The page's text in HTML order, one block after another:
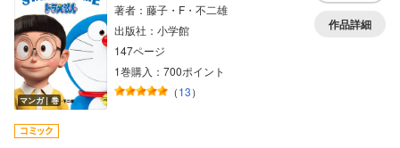
マンガ｜巻
著者：藤子・F・不二雄
出版社：小学館
147ページ
1巻購入：700ポイント
（13）
作品詳細
ボーイズラブ
ティーンズラブ